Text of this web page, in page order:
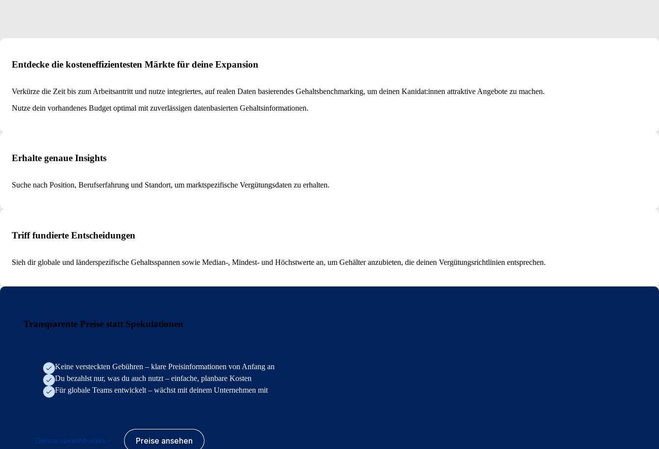
Entdecke die kosteneffizientesten Märkte für deine Expansion
Verkürze die Zeit bis zum Arbeitsantritt und nutze integriertes, auf realen Daten basierendes Gehaltsbenchmarking, um deinen Kanidat:innen attraktive Angebote zu machen.
Nutze dein vorhandenes Budget optimal mit zuverlässigen datenbasierten Gehaltsinformationen.
Erhalte genaue Insights
Suche nach Position, Berufserfahrung und Standort, um marktspezifische Vergütungsdaten zu erhalten.
Triff fundierte Entscheidungen
Sieh dir globale und länderspezifische Gehaltsspannen sowie Median-, Mindest- und Höchstwerte an, um Gehälter anzubieten, die deinen Vergütungsrichtlinien entsprechen.
Transparente Preise statt Spekulationen
Keine versteckten Gebühren – klare Preisinformationen von Anfang an
Du bezahlst nur, was du auch nutzt – einfache, planbare Kosten
Für globale Teams entwickelt – wächst mit deinem Unternehmen mit
Demo vereinbaren Preise ansehen